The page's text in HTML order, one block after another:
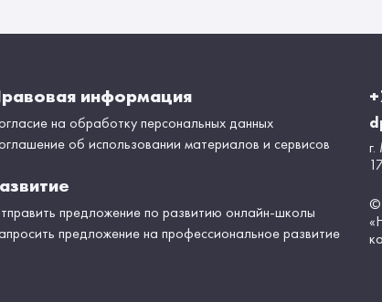
информация
на обработку персональных данных
об использовании материалов и сервисов
предложение по развитию онлайн-школы
предложение на профессиональное развитие